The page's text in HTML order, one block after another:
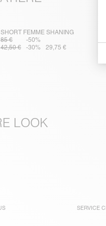
SHORT FEMME SHANING
85 €
-50%
42,50 €
-30% 29,75 €
LOOK
SERVICE